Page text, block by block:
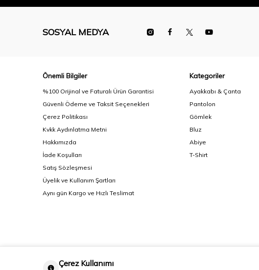
SOSYAL MEDYA
Önemli Bilgiler
%100 Orijinal ve Faturalı Ürün Garantisi
Güvenli Ödeme ve Taksit Seçenekleri
Çerez Politikası
Kvkk Aydınlatma Metni
Hakkımızda
İade Koşulları
Satış Sözleşmesi
Üyelik ve Kullanım Şartları
Aynı gün Kargo ve Hızlı Teslimat
Kategoriler
Ayakkabı & Çanta
Pantolon
Gömlek
Bluz
Abiye
T-Shirt
Çerez Kullanımı